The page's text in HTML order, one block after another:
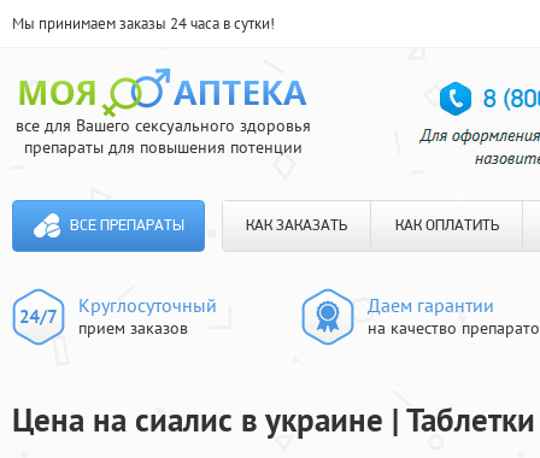
Мы принимаем заказы 24 часа в сутки!
все для Вашего сексуального здоровья
препараты для повышения потенции
ВСЕ ПРЕПАРАТЫ КАК ЗАКАЗАТЬ КАК ОПЛАТИТЬ
Круглосуточный
прием заказов
Даем гарантии
на качество
Цена на сиалис в украине |